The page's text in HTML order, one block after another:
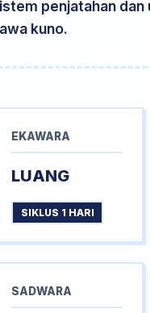
penjatahan
kuno.
EKAWARA
LUANG
SIKLUS 1 HARI
SADWARA